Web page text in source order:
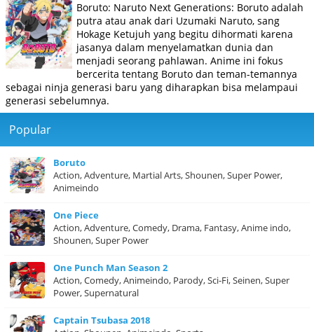
Boruto: Naruto Next Generations: Boruto adalah
putra atau anak dari Uzumaki Naruto, sang
Hokage Ketujuh yang begitu dihormati karena
jasanya dalam menyelamatkan dunia dan
menjadi seorang pahlawan. Anime ini fokus
bercerita tentang Boruto dan teman-temannya
sebagai ninja generasi baru yang diharapkan bisa melampaui
generasi sebelumnya.
Popular
Boruto
Action, Adventure, Martial Arts, Shounen, Super Power,
Animeindo
One Piece
Action, Adventure, Comedy, Drama, Fantasy, Anime indo,
Shounen, Super Power
One Punch Man Season 2
Action, Comedy, Animeindo, Parody, Sci-Fi, Seinen, Super
Power, Supernatural
Captain Tsubasa 2018